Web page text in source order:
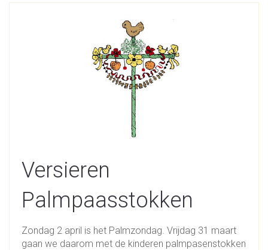
Versieren
Palmpaasstokken
Zondag 2 april is het Palmzondag. Vrijdag 31 maart
gaan we daarom met de kinderen palmpasenstokken